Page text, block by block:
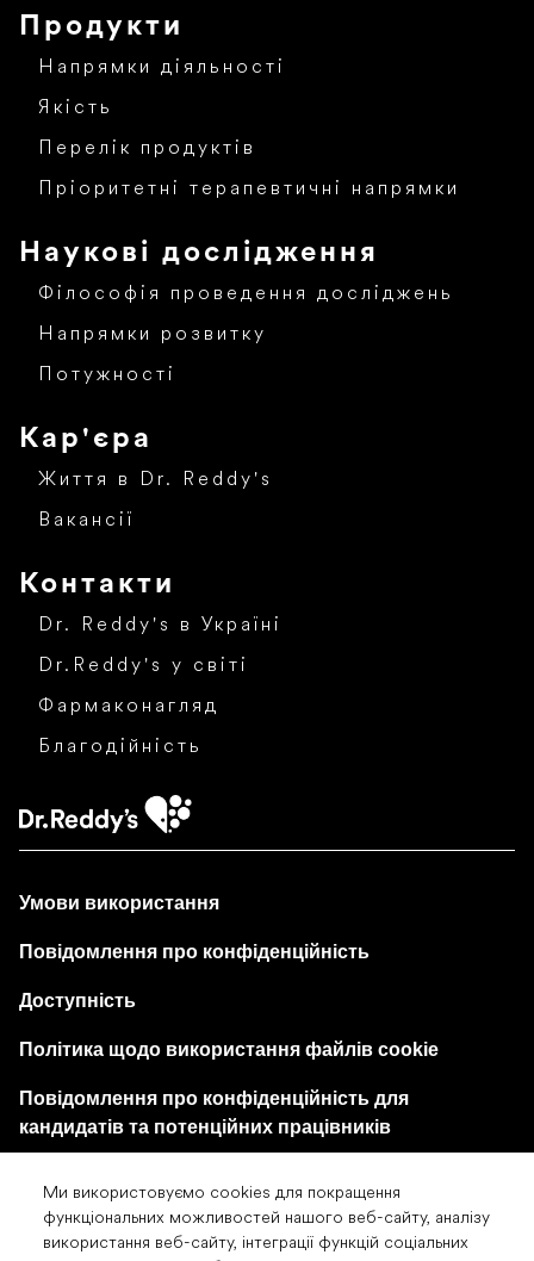
Ми використовуємо cookies для покращення
функціональних можливостей нашого веб-сайту, аналізу
використання веб-сайту, інтеграції функцій соціальних
Продукти
Напрямки діяльності
Якість
Перелік продуктів
Пріоритетні терапевтичні напрямки
Наукові дослідження
Філософія проведення досліджень
Напрямки розвитку
Потужності
Кар'єра
Життя в Dr. Reddy's
Вакансії
Контакти
Dr. Reddy's в Україні
Dr.Reddy's у світі
Фармаконагляд
Благодійність
Умови використання
Повідомлення про конфіденційність
Доступність
Політика щодо використання файлів cookie
Повідомлення про конфіденційність для
кандидатів та потенційних працівників